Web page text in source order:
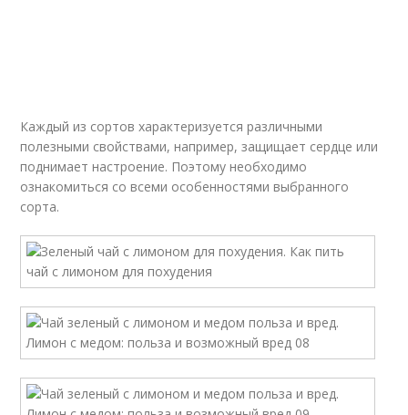
Каждый из сортов характеризуется различными
полезными свойствами, например, защищает сердце или
поднимает настроение. Поэтому необходимо
ознакомиться со всеми особенностями выбранного
сорта.